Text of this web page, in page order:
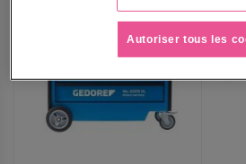
Autoriser tous les